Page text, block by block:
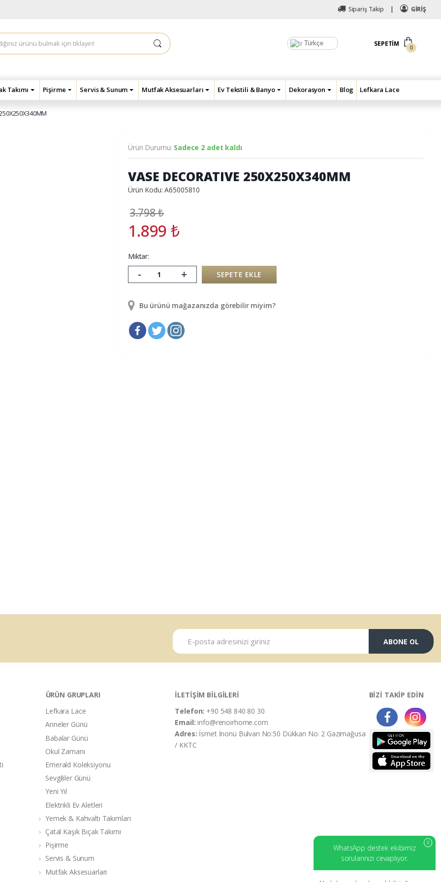
Sipariş Takip GİRİŞ
Türkçe SEPETIM
0
Takımı Pişirme Servis & Sunum Mutfak Aksesuarları Ev Tekstili & Banyo Dekorasyon Blog Lefkara Lace
Ürün Durumu: Sadece 2 adet kaldı
VASE DECORATIVE 250X250X340MM
Ürün Kodu: A65005810
3.798₺
1.899₺
Miktar:
- + SEPETE EKLE
Bu ürünü mağazanızda görebilir miyim?
ABONE OL
ÜRÜN GRUPLARI
Lefkara Lace
Anneler Günü
Babalar Günü
Okul Zamanı
Emerald Koleksiyonu
Sevgililer Günü
Yeni Yıl
Elektrikli Ev Aletleri
Yemek & Kahvaltı Takımları
Çatal Kaşık Bıçak Takımı
Pişirme
Servis & Sunum
Mutfak Aksesuarları
İLETİŞİM BİLGİLERİ
Telefon: +90 548 840 80 30
Email:info@renoirhome.com
Adres: İsmet İnonü Bulvarı No:50 Dükkan No: 2 Gazimağusa
/ KKTC
BİZİ TAKİP EDİN
X
WhatsApp destek ekibimiz
sorularınızı cevaplıyor.